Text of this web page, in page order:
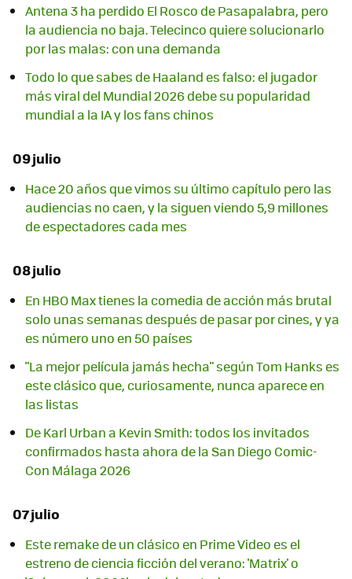
Antena 3 ha perdido El Rosco de Pasapalabra, pero
la audiencia no baja. Telecinco quiere solucionarlo
por las malas: con una demanda
Todo lo que sabes de Haaland es falso: el jugador
más viral del Mundial 2026 debe su popularidad
mundial a la IA y los fans chinos
09 julio
Hace 20 años que vimos su último capítulo pero las
audiencias no caen, y la siguen viendo 5,9 millones
de espectadores cada mes
08 julio
En HBO Max tienes la comedia de acción más brutal
solo unas semanas después de pasar por cines, y ya
es número uno en 50 países
"La mejor película jamás hecha" según Tom Hanks es
este clásico que, curiosamente, nunca aparece en
las listas
De Karl Urban a Kevin Smith: todos los invitados
confirmados hasta ahora de la San Diego Comic-
Con Málaga 2026
07 julio
Este remake de un clásico en Prime Video es el
estreno de ciencia ficción del verano: 'Matrix' o